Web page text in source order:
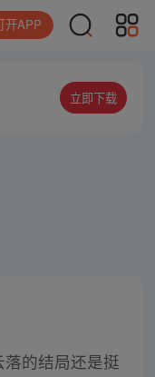
开APP
立即下载
的结局还是挺